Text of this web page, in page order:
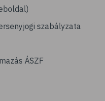
szabályzata
ÁSZF